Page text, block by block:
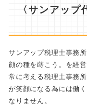
〈サンアッ
サンアップ税理士事務
顔の種を蒔こう。を経
常に考える税理土事務
が笑顔になる為には働
なりません。